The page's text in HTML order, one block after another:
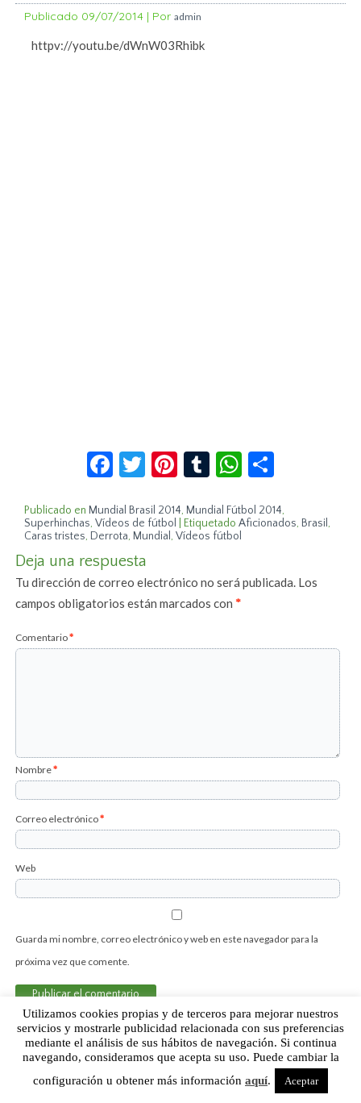
Publicado 09/07/2014 | Por admin
httpv://youtu.be/dWnW03Rhibk
Facebook
Twitter
Pinterest
TumblrWhatsApp
Publicado en Mundial Brasil 2014, Mundial Fútbol 2014,
Superhinchas,Vídeos de fútbol Etiquetado Aficionados, Brasil,
Caras tristes, Derrota, Mundial,Vídeos fútbol
Deja una respuesta
Tu dirección de correo electrónico no será publicada. Los
campos obligatorios están marcados con*
Comentario*
Nombre*
Correo electrónico*
Web
Guarda mi nombre, correo electrónico y web en este navegador para la
próxima vez que comente.
Sobre Humor Fútbol Club | Aviso legal |Contacto
Humor Fútbol Club © 2015. Todos los derechos reservados
Utilizamos cookies propias y de terceros para mejorar nuestros
servicios y mostrarle publicidad relacionada con sus preferencias
mediante el análisis de sus hábitos de navegación. Si continua
navegando, consideramos que acepta su uso. Puede cambiar la
configuración u obtener más información aquí. Aceptar